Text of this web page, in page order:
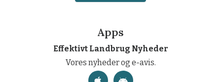
Apps
Effektivt Landbrug Nyheder
Vores nyheder og e-avis.